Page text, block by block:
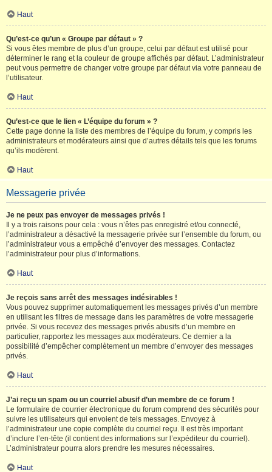
Haut
Qu’est-ce qu’un « Groupe par défaut » ?
Si vous êtes membre de plus d’un groupe, celui par défaut est utilisé pour
déterminer le rang et la couleur de groupe affichés par défaut. L’administrateur
peut vous permettre de changer votre groupe par défaut via votre panneau de
l’utilisateur.
Haut
Qu’est-ce que le lien « L’équipe du forum » ?
Cette page donne la liste des membres de l’équipe du forum, y compris les
administrateurs et modérateurs ainsi que d’autres détails tels que les forums
qu’ils modèrent.
Haut
Messagerie privée
Je ne peux pas envoyer de messages privés !
Il y a trois raisons pour cela : vous n’êtes pas enregistré et/ou connecté,
l’administrateur a désactivé la messagerie privée sur l’ensemble du forum, ou
l’administrateur vous a empêché d’envoyer des messages. Contactez
l’administrateur pour plus d’informations.
Haut
Je reçois sans arrêt des messages indésirables !
Vous pouvez supprimer automatiquement les messages privés d’un membre
en utilisant les filtres de message dans les paramètres de votre messagerie
privée. Si vous recevez des messages privés abusifs d’un membre en
particulier, rapportez les messages aux modérateurs. Ce dernier a la
possibilité d’empêcher complètement un membre d’envoyer des messages
privés.
Haut
J’ai reçu un spam ou un courriel abusif d’un membre de ce forum !
Le formulaire de courrier électronique du forum comprend des sécurités pour
suivre les utilisateurs qui envoient de tels messages. Envoyez à
l’administrateur une copie complète du courriel reçu. Il est très important
d’inclure l’en-tête (il contient des informations sur l’expéditeur du courriel).
L’administrateur pourra alors prendre les mesures nécessaires.
Haut